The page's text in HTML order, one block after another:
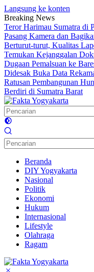
Langsung ke konten
Breaking News
Teror Harimau Sumatra di
Pasang Kamera dan
Berturut-turut, Kualitas
Temukan Kejanggalan
Dugaan Pemalsuan ke
Didesak Buka Data
Ratusan Pembangunan
Berdiri di Sumatra Barat
Beranda
DIY Yogyakarta
Nasional
Politik
Ekonomi
Hukum
Internasional
Lifestyle
Olahraga
Ragam